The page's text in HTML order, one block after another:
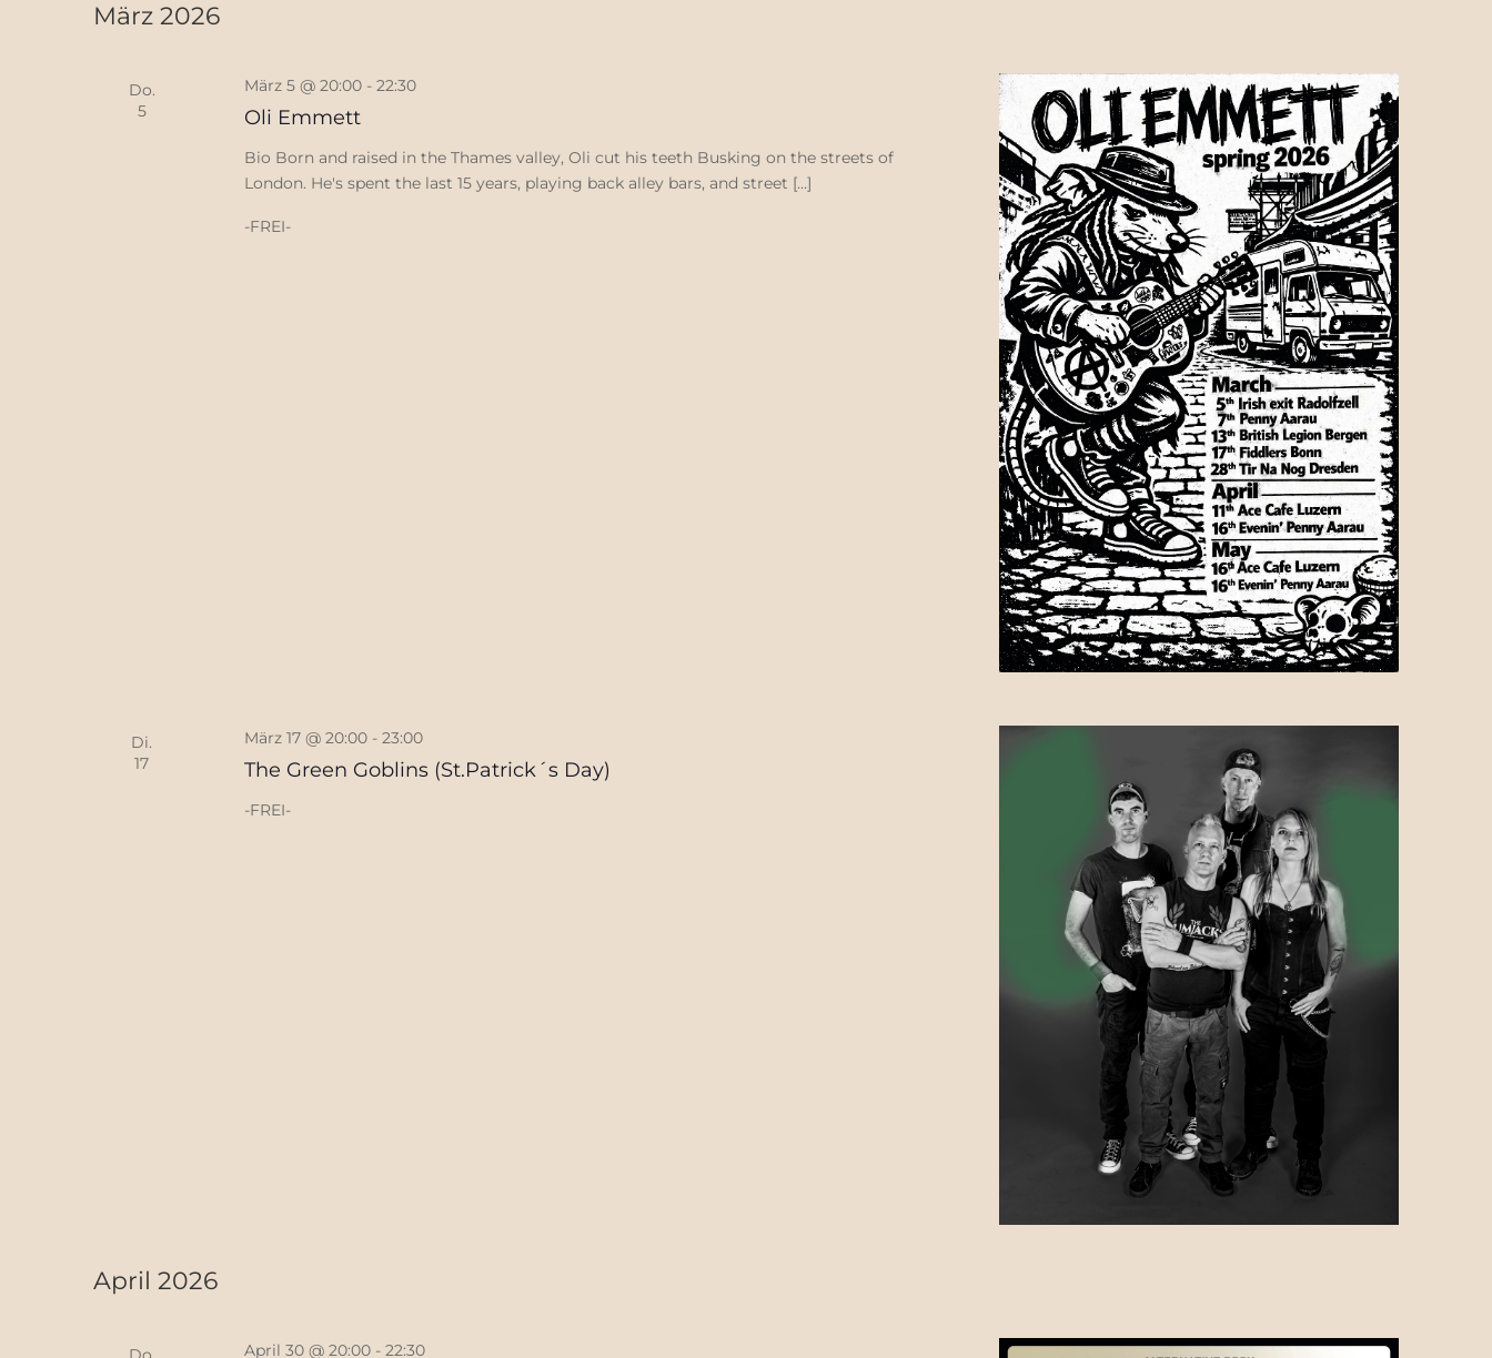
März 2026
Do.
5
Oli Emmett
März 5 @ 20:00- 22:30
Bio Born and raised in the Thames valley, Oli cut his teeth Busking on the streets of
London. He's spent the last 15 years, playing back alley bars, and street […]
-FREI-
Di.
17
The Green Goblins (St.Patrick´s Day)
März 17 @ 20:00- 23:00
-FREI-
April 2026
April 30 @ 20:00- 22:30